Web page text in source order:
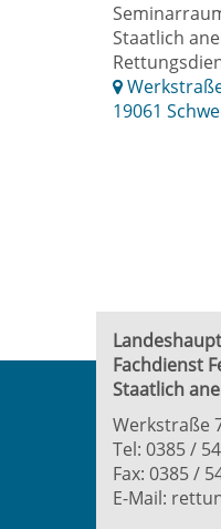
Staatlich
19061
Fachdienst
Staatlich
Werkstraße
Tel: 0385 /
Fax: 0385 /
E-Mail: